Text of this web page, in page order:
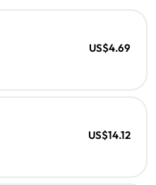
US$4.69
US$14.12